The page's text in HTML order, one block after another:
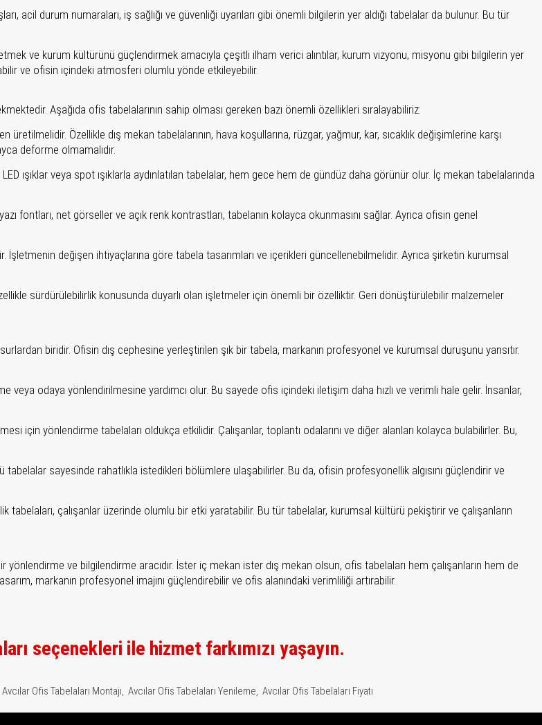
acil durum numaraları, iş sağlığı ve güvenliği uyarıları gibi önemli bilgilerin yer aldığı tabelalar da bulunur. Bu tür
ve kurum kültürünü güçlendirmek amacıyla çeşitli ilham verici alıntılar, kurum vizyonu, misyonu gibi bilgilerin yer
ve ofisin içindeki atmosferi olumlu yönde etkileyebilir.
Aşağıda ofis tabelalarının sahip olması gereken bazı önemli özellikleri sıralayabiliriz:
üretilmelidir. Özellikle dış mekan tabelalarının, hava koşullarına, rüzgar, yağmur, kar, sıcaklık değişimlerine karşı
deforme olmamalıdır.
ışıklar veya spot ışıklarla aydınlatılan tabelalar, hem gece hem de gündüz daha görünür olur. İç mekan tabelalarında
fontları, net görseller ve açık renk kontrastları, tabelanın kolayca okunmasını sağlar. Ayrıca ofisin genel
İşletmenin değişen ihtiyaçlarına göre tabela tasarımları ve içerikleri güncellenebilmelidir. Ayrıca şirketin kurumsal
sürdürülebilirlik konusunda duyarlı olan işletmeler için önemli bir özelliktir. Geri dönüştürülebilir malzemeler
biridir. Ofisin dış cephesine yerleştirilen şık bir tabela, markanın profesyonel ve kurumsal duruşunu yansıtır.
veya odaya yönlendirilmesine yardımcı olur. Bu sayede ofis içindeki iletişim daha hızlı ve verimli hale gelir. İnsanlar,
için yönlendirme tabelaları oldukça etkilidir. Çalışanlar, toplantı odalarını ve diğer alanları kolayca bulabilirler. Bu,
sayesinde rahatlıkla istedikleri bölümlere ulaşabilirler. Bu da, ofisin profesyonellik algısını güçlendirir ve
çalışanlar üzerinde olumlu bir etki yaratabilir. Bu tür tabelalar, kurumsal kültürü pekiştirir ve çalışanların
ve bilgilendirme aracıdır. İster iç mekan ister dış mekan olsun, ofis tabelaları hem çalışanların hem de
markanın profesyonel imajını güçlendirebilir ve ofis alanındaki verimliliği artırabilir.
seçenekleri ile hizmet farkımızı yaşayın.
Avcılar Ofis Tabelaları Montajı, Avcılar Ofis Tabelaları Yenileme, Avcılar Ofis Tabelaları Fiyatı